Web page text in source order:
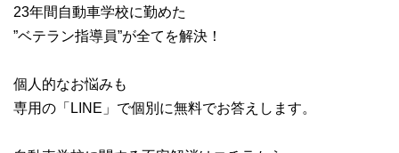
23年間自動車学校に勤めた
”ベテラン指導員”が全てを解決！
個人的なお悩みも
専用の「LINE」で個別に無料でお答えします。